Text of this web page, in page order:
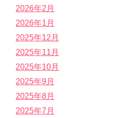
2026年2月
2026年1月
2025年12月
2025年11月
2025年10月
2025年9月
2025年8月
2025年7月